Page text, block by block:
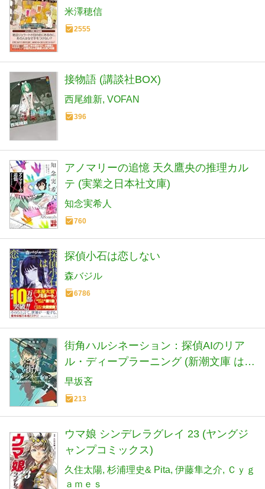
米澤穂信
2555
接物語 (講談社BOX)
西尾維新 VOFAN
396
アノマリーの追憶 天久鷹央の推理カル
テ (実業之日本社文庫)
知念実希人
760
探偵小石は恋しない
森バジル
6786
街角ハルシネーション：探偵AIのリア
ル・ディープラーニング (新潮文庫 は
72-5)
早坂吝
213
ウマ娘 シンデレラグレイ 23 (ヤングジ
ャンプコミックス)
久住太陽 杉浦理史& Pita 伊藤隼之介
Ｃｙｇ
ａｍｅｓ